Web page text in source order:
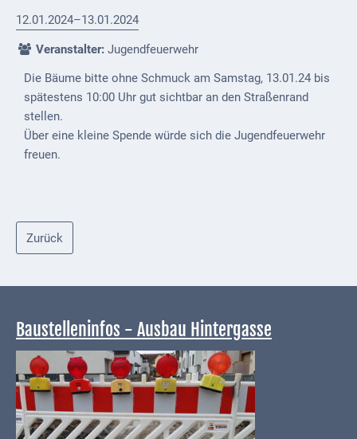
Polizei +
Feuerwehrmeldungen
Externe
Behörden
Gottesdienste
Infrastruktur
Baumaßnahmen
Breitbandausbau/
Telekommunikation
Post
Mobilität
12.01.2024–13.01.2024
Veranstalter: Jugendfeuerwehr
Die Bäume bitte ohne Schmuck am Samstag, 13.01.24 bis
spätestens 10:00 Uhr gut sichtbar an den Straßenrand
stellen.
Über eine kleine Spende würde sich die Jugendfeuerwehr
freuen.
Zurück
Baustelleninfos - Ausbau Hintergasse